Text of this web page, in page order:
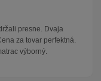
presne. Dvaja
za tovar perfektná.
výborný.